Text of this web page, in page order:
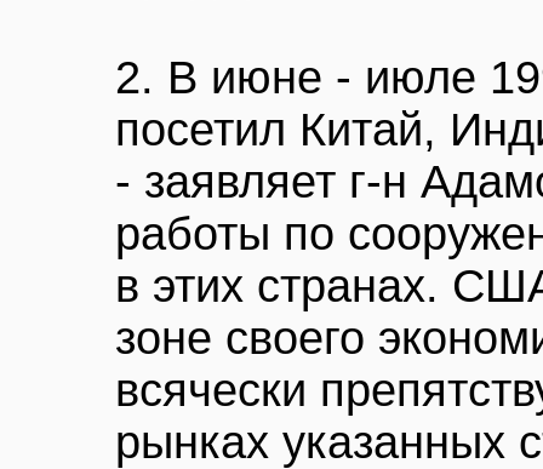
2. В июне - июле
посетил Китай,
- заявляет г-н
работы по
в этих странах.
зоне своего
всячески
рынках указанных